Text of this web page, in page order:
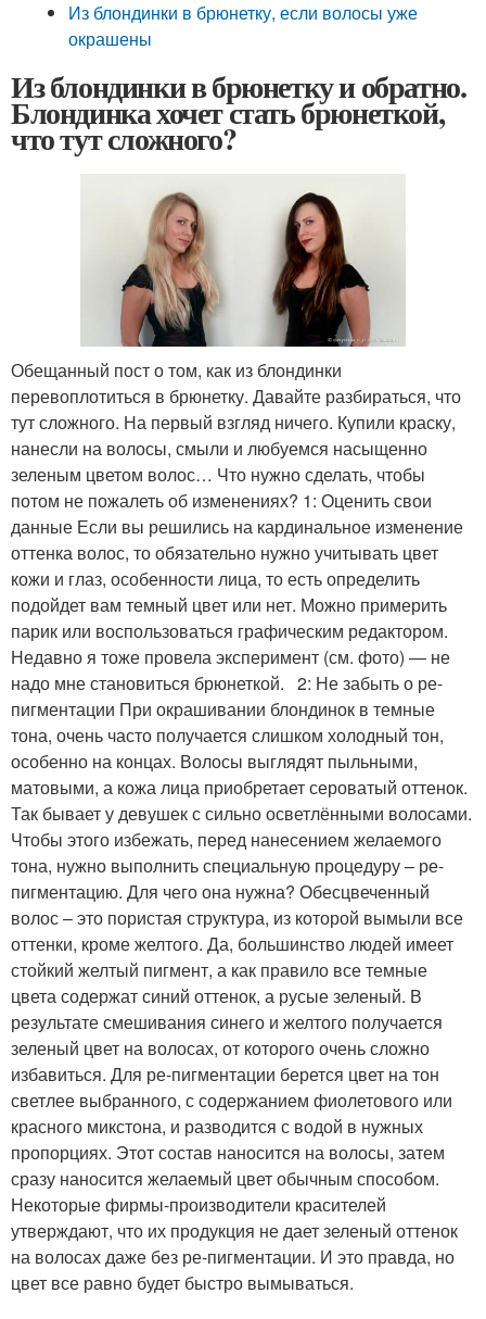
Из блондинки в брюнетку, если волосы уже
окрашены
Из блондинки в брюнетку и обратно.
Блондинка хочет стать брюнеткой,
что тут сложного?
Обещанный пост о том, как из блондинки
перевоплотиться в брюнетку. Давайте разбираться, что
тут сложного. На первый взгляд ничего. Купили краску,
нанесли на волосы, смыли и любуемся насыщенно
зеленым цветом волос… Что нужно сделать, чтобы
потом не пожалеть об изменениях? 1: Оценить свои
данные Если вы решились на кардинальное изменение
оттенка волос, то обязательно нужно учитывать цвет
кожи и глаз, особенности лица, то есть определить
подойдет вам темный цвет или нет. Можно примерить
парик или воспользоваться графическим редактором.
Недавно я тоже провела эксперимент (см. фото) — не
надо мне становиться брюнеткой. 2: Не забыть о ре-
пигментации При окрашивании блондинок в темные
тона, очень часто получается слишком холодный тон,
особенно на концах. Волосы выглядят пыльными,
матовыми, а кожа лица приобретает сероватый оттенок.
Так бывает у девушек с сильно осветлёнными волосами.
Чтобы этого избежать, перед нанесением желаемого
тона, нужно выполнить специальную процедуру – ре-
пигментацию. Для чего она нужна? Обесцвеченный
волос – это пористая структура, из которой вымыли все
оттенки, кроме желтого. Да, большинство людей имеет
стойкий желтый пигмент, а как правило все темные
цвета содержат синий оттенок, а русые зеленый. В
результате смешивания синего и желтого получается
зеленый цвет на волосах, от которого очень сложно
избавиться. Для ре-пигментации берется цвет на тон
светлее выбранного, с содержанием фиолетового или
красного микстона, и разводится с водой в нужных
пропорциях. Этот состав наносится на волосы, затем
сразу наносится желаемый цвет обычным способом.
Некоторые фирмы-производители красителей
утверждают, что их продукция не дает зеленый оттенок
на волосах даже без ре-пигментации. И это правда, но
цвет все равно будет быстро вымываться.